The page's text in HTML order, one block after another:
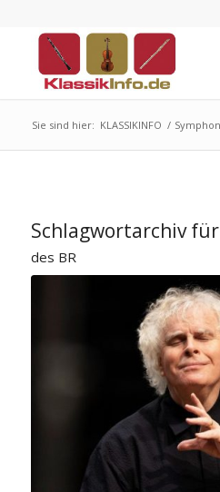
Sie sind hier: KLASSIKINFO /
Schlagwortarchiv
des BR